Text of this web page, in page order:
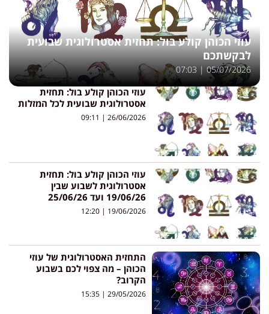
עוזי הכוהן קולע בול: תחזית אסטרולוגית שבועית
לבקשתכם
05/07/2026
07:03
עוזי הכוהן קולע בול: תחזית
אסטרולוגית שבועית לכל המזלות
26/06/2026
עוזי הכוהן קולע בול: תחזית
אסטרולוגית לשבוע שבין
19/06/26 ועד 25/06/26
19/06/2026
התחזית האסטרולוגית של עוזי
הכוהן – מה צפוי לכם בשבוע
הקרוב?
29/05/2026